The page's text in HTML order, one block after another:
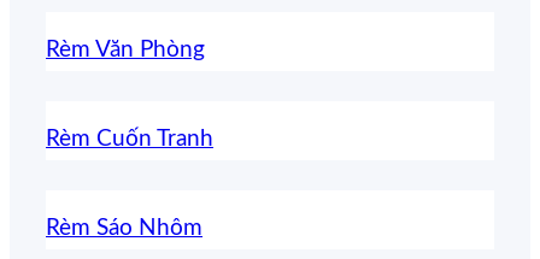
Rèm Văn Phòng
Rèm Cuốn Tranh
Rèm Sáo Nhôm